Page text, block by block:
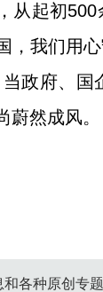
从起初
我们用心
政府、
然成风。
和各种原创专